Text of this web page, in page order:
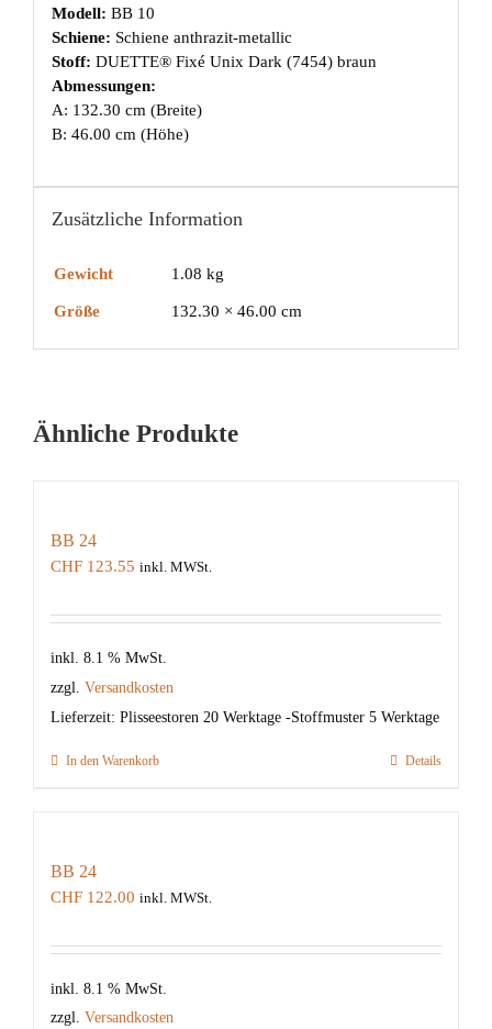
Modell: BB 10
Schiene: Schiene anthrazit-metallic
Stoff: DUETTE® Fixé Unix Dark (7454) braun
Abmessungen:
A: 132.30 cm (Breite)
B: 46.00 cm (Höhe)
Zusätzliche Information
Gewicht 1.08 kg
Größe 132.30 × 46.00 cm
Ähnliche Produkte
BB 24
CHF 123.55 inkl. MWSt.
inkl. 8.1 % MwSt.
zzgl. Versandkosten
Lieferzeit: Plisseestoren 20 Werktage -Stoffmuster 5 Werktage
In den Warenkorb Details
BB 24
CHF 122.00 inkl. MWSt.
inkl. 8.1 % MwSt.
zzgl. Versandkosten